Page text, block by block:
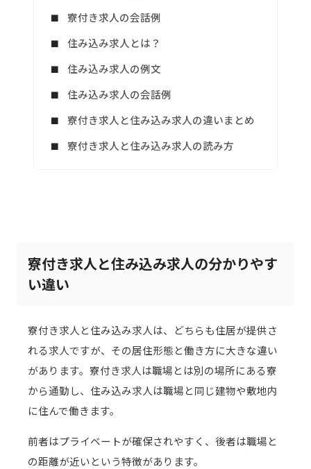
寮付き求人の会話例
住み込み求人とは？
住み込み求人の例文
住み込み求人の会話例
寮付き求人と住み込み求人の違いまとめ
寮付き求人と住み込み求人の読み方
寮付き求人と住み込み求人の分かりやす
い違い
寮付き求人と住み込み求人は、どちらも住居が提供さ
れる求人ですが、その居住形態と働き方に大きな違い
があります。寮付き求人は職場とは別の場所にある寮
から通勤し、住み込み求人は職場と同じ建物や敷地内
に住んで働きます。
前者はプライベートが確保されやすく、後者は職場と
の距離が近いという特徴があります。